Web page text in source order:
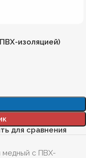
изоляцией)
для сравнения
медный с ПВХ-